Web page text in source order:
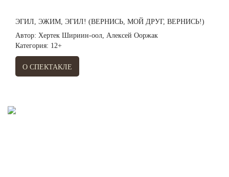
ЭГИЛ, ЭЖИМ, ЭГИЛ! (ВЕРНИСЬ, МОЙ ДРУГ, ВЕРНИСЬ!)
Автор: Хертек Шириин-оол, Алексей Ооржак
Категория: 12+
О СПЕКТАКЛЕ